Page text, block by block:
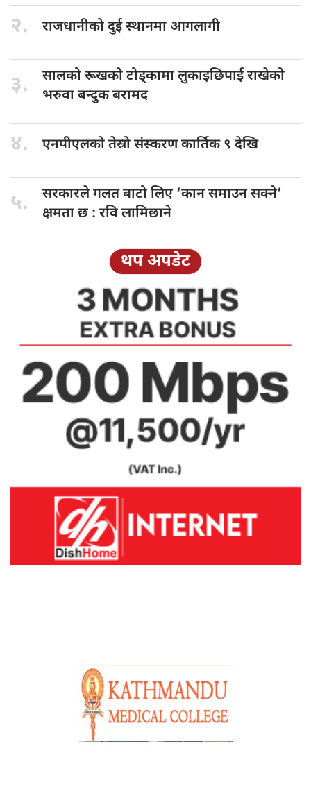
२. राजधानीको दुईस्थानमा आगलागी
३. सालको रूखकोटोड्कामा लुकाइछिपाई राखेको
भरुवा बन्दुक बरामद
४. एनपीएलको तेस्रोसंस्करण कार्तिक ९ देखि
५. सरकारले गलतबाटो लिए ‘कान समाउन सक्ने’
क्षमता छ : रवि लामिछाने
थप अपडेट